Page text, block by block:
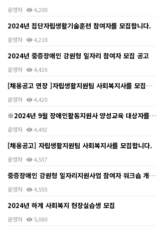
운영자 4,200
2024년 집단자립생활기술훈련 참여자를 모집합니다.
운영자 4,218
2024년 중증장애인 강원형 일자리 참여자 모집 공고
운영자 4,426
[채용공고 연장 ]자립생활지원팀 사회복지사를 모집합니다…
운영자 4,420
※2024년 9월 장애인활동지원사 양성교육 대상자를 모…
운영자 4,492
[채용공고] 자립생활지원팀 사회복지사를 모집합니다.
운영자 4,537
중증장애인 강원형 일자리지원사업 참여자 워크숍 개최합니…
운영자 4,555
2024년 하계 사회복지 현장실습생 모집
운영자 5,060